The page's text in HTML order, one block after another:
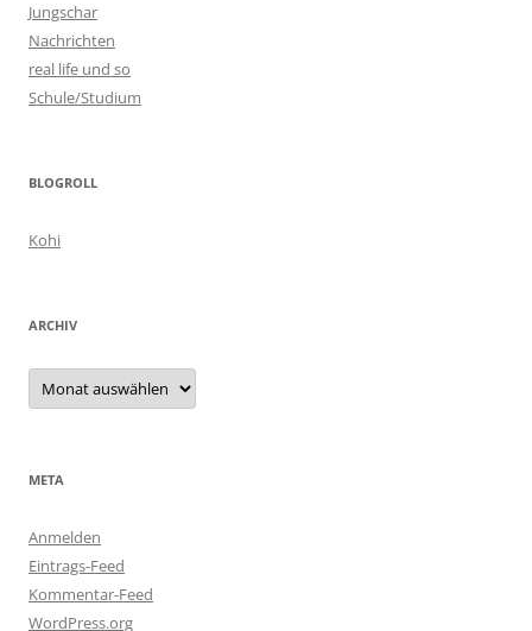
Jungschar
Nachrichten
real life und so
Schule/Studium
BLOGROLL
Kohi
ARCHIV
Archiv
META
Anmelden
Eintrags-Feed
Kommentar-Feed
WordPress.org